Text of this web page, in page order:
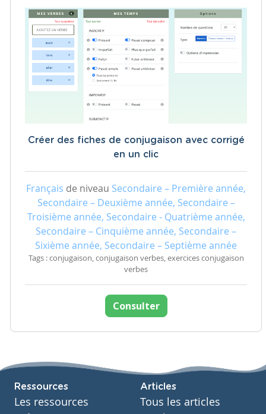
Créer des fiches de conjugaison avec corrigé
en un clic
Français de niveau Secondaire – Première année,
Secondaire – Deuxième année, Secondaire –
Troisième année, Secondaire - Quatrième année,
Secondaire – Cinquième année, Secondaire –
Sixième année, Secondaire – Septième année
Tags : conjugaison, conjugaison verbes, exercices conjugaison
verbes
Consulter
Ressources
Les ressources
Articles
Tous les articles